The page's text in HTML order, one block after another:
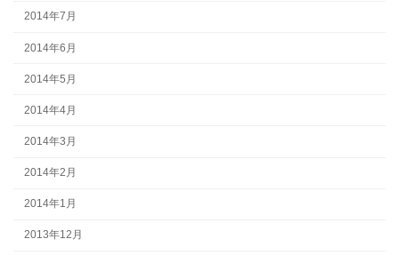
2014年7月
2014年6月
2014年5月
2014年4月
2014年3月
2014年2月
2014年1月
2013年12月